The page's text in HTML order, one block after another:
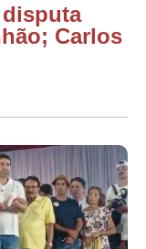
Carlos